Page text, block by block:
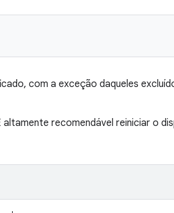
com a exceção daqueles
recomendável reiniciar o